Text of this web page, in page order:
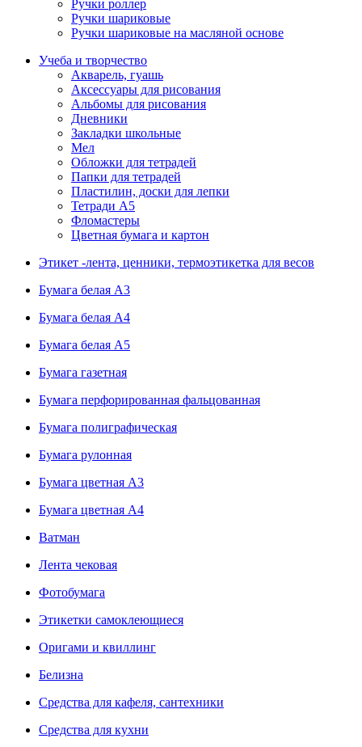
Ручки роллер
Ручки шариковые
Ручки шариковые на масляной основе
Учеба и творчество
Акварель, гуашь
Аксессуары для рисования
Альбомы для рисования
Дневники
Закладки школьные
Мел
Обложки для тетрадей
Папки для тетрадей
Пластилин, доски для лепки
Тетради А5
Фломастеры
Цветная бумага и картон
Этикет -лента, ценники, термоэтикетка для весов
Бумага белая А3
Бумага белая А4
Бумага белая А5
Бумага газетная
Бумага перфорированная фальцованная
Бумага полиграфическая
Бумага рулонная
Бумага цветная А3
Бумага цветная А4
Ватман
Лента чековая
Фотобумага
Этикетки самоклеющиеся
Оригами и квиллинг
Белизна
Средства для кафеля, сантехники
Средства для кухни